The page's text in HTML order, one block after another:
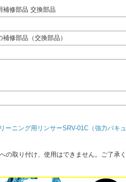
補修部品 交換部品
修部品（交換部品）
ーニング用リンサーSRV-01C（強力バキュ
の取り付け、使用はできません。ご了承く